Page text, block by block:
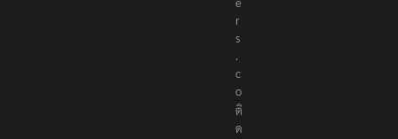
r
t
e
r
s
.
c
o